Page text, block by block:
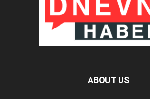
ABOUT US